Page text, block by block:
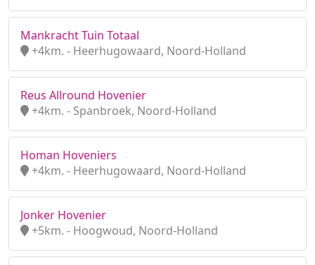
Mankracht Tuin Totaal
+4km. - Heerhugowaard, Noord-Holland
Reus Allround Hovenier
+4km. - Spanbroek, Noord-Holland
Homan Hoveniers
+4km. - Heerhugowaard, Noord-Holland
Jonker Hovenier
+5km. - Hoogwoud, Noord-Holland